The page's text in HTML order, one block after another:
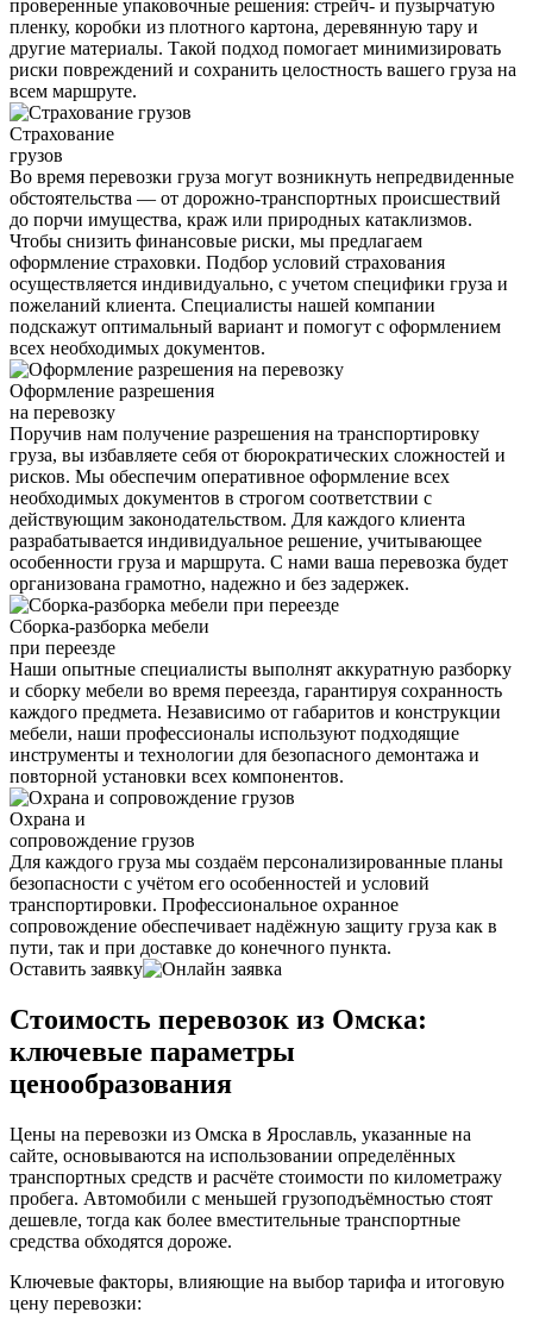
проверенные упаковочные решения: стрейч- и пузырчатую
пленку, коробки из плотного картона, деревянную тару и
другие материалы. Такой подход помогает минимизировать
риски повреждений и сохранить целостность вашего груза на
всем маршруте.
Страхование
грузов
Во время перевозки груза могут возникнуть непредвиденные
обстоятельства — от дорожно-транспортных происшествий
до порчи имущества, краж или природных катаклизмов.
Чтобы снизить финансовые риски, мы предлагаем
оформление страховки. Подбор условий страхования
осуществляется индивидуально, с учетом специфики груза и
пожеланий клиента. Специалисты нашей компании
подскажут оптимальный вариант и помогут с оформлением
всех необходимых документов.
Оформление разрешения
на перевозку
Поручив нам получение разрешения на транспортировку
груза, вы избавляете себя от бюрократических сложностей и
рисков. Мы обеспечим оперативное оформление всех
необходимых документов в строгом соответствии с
действующим законодательством. Для каждого клиента
разрабатывается индивидуальное решение, учитывающее
особенности груза и маршрута. С нами ваша перевозка будет
организована грамотно, надежно и без задержек.
Сборка-разборка мебели
при переезде
Наши опытные специалисты выполнят аккуратную разборку
и сборку мебели во время переезда, гарантируя сохранность
каждого предмета. Независимо от габаритов и конструкции
мебели, наши профессионалы используют подходящие
инструменты и технологии для безопасного демонтажа и
повторной установки всех компонентов.
Охрана и
сопровождение грузов
Для каждого груза мы создаём персонализированные планы
безопасности с учётом его особенностей и условий
транспортировки. Профессиональное охранное
сопровождение обеспечивает надёжную защиту груза как в
пути, так и при доставке до конечного пункта.
Оставить заявку
Стоимость перевозок из Омска:
ключевые параметры
ценообразования
Цены на перевозки из Омска в Ярославль, указанные на
сайте, основываются на использовании определённых
транспортных средств и расчёте стоимости по километражу
пробега. Автомобили с меньшей грузоподъёмностью стоят
дешевле, тогда как более вместительные транспортные
средства обходятся дороже.
Ключевые факторы, влияющие на выбор тарифа и итоговую
цену перевозки: